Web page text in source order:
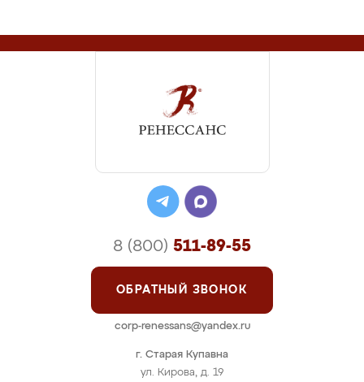
г. Старая Купавна
ул. Кирова, д. 19
8 (800) 511-89-55
ОБРАТНЫЙ ЗВОНОК
corp-renessans@yandex.ru